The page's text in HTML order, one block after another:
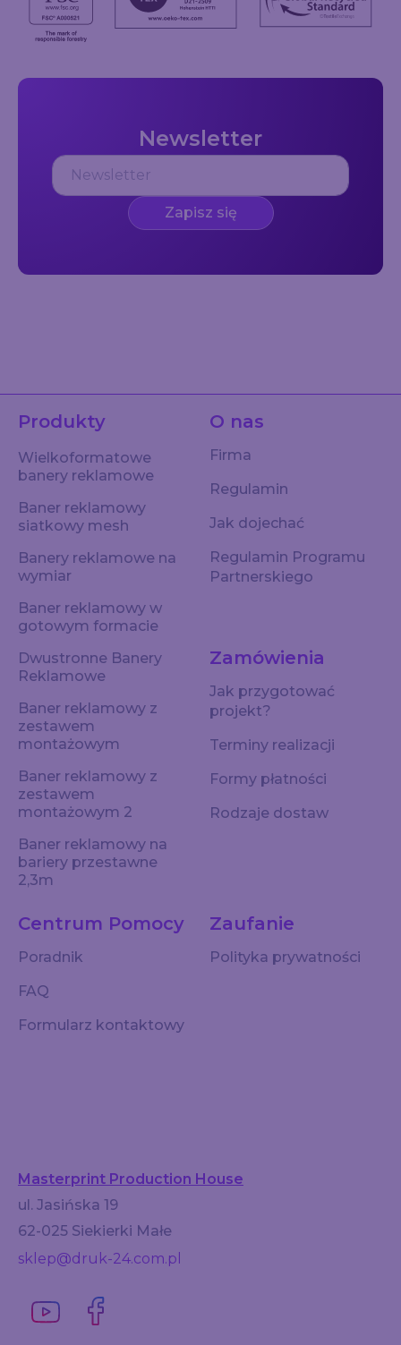
Newsletter
Zapisz się
Produkty
Wielkoformatowe
banery reklamowe
Baner reklamowy
siatkowy mesh
Banery reklamowe na
wymiar
Baner reklamowy w
gotowym formacie
Dwustronne Banery
Reklamowe
Baner reklamowy z
zestawem
montażowym
Baner reklamowy z
zestawem
montażowym 2
Baner reklamowy na
bariery przestawne
2,3m
O nas
Firma
Regulamin
Jak dojechać
Regulamin Programu
Partnerskiego
Centrum Pomocy
Poradnik
FAQ
Formularz kontaktowy
Zaufanie
Polityka prywatności
Zamówienia
Jak przygotować
projekt?
Terminy realizacji
Formy płatności
Rodzaje dostaw
Masterprint Production House
ul. Jasińska 19
62-025 Siekierki Małe
sklep@druk-24.com.pl